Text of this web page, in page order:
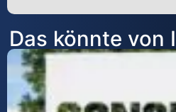
Alternative:
Das könnte von